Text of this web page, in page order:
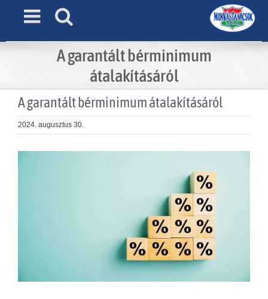
A garantált bérminimum
átalakításáról
A garantált bérminimum átalakításáról
2024. augusztus 30.